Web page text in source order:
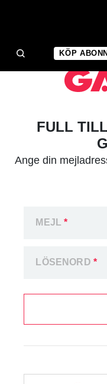
KÖP
FULL
Ange din
MEJL*
LÖSENORD *